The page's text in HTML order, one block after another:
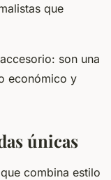
que
son una
económico y
únicas
combina estilo